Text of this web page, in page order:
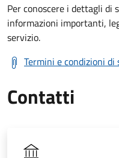
Per conoscere i dettagli di
informazioni importanti,
servizio.
Termini e condizioni di
Contatti